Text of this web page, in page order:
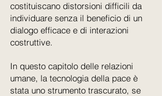
costituiscano distorsioni difficili da
individuare senza il beneficio di un
dialogo efficace e di interazioni
costruttive.
In questo capitolo delle relazioni
umane, la tecnologia della pace è
stata uno strumento trascurato, se